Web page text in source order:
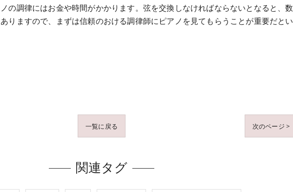
の調律にはお金や時間がかかります。弦を交換しなければならないとなると、数
りますので、まずは信頼のおける調律師にピアノを見てもらうことが重要だとい
一覧に戻る 次のページ >
関連タグ